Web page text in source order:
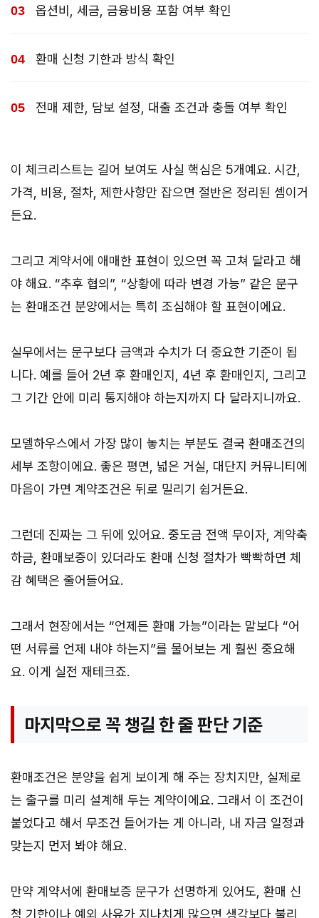
옵션비, 세금, 금융비용 포함 여부 확인
환매 신청 기한과 방식 확인
전매 제한, 담보 설정, 대출 조건과 충돌 여부 확인
이 체크리스트는 길어 보여도 사실 핵심은 5개예요. 시간,
가격, 비용, 절차, 제한사항만 잡으면 절반은 정리된 셈이거
든요.
그리고 계약서에 애매한 표현이 있으면 꼭 고쳐 달라고 해
야 해요. “추후 협의”, “상황에 따라 변경 가능” 같은 문구
는 환매조건 분양에서는 특히 조심해야 할 표현이에요.
실무에서는 문구보다 금액과 수치가 더 중요한 기준이 됩
니다. 예를 들어 2년 후 환매인지, 4년 후 환매인지, 그리고
그 기간 안에 미리 통지해야 하는지까지 다 달라지니까요.
모델하우스에서 가장 많이 놓치는 부분도 결국 환매조건의
세부 조항이에요. 좋은 평면, 넓은 거실, 대단지 커뮤니티에
마음이 가면 계약조건은 뒤로 밀리기 쉽거든요.
그런데 진짜는 그 뒤에 있어요. 중도금 전액 무이자, 계약축
하금, 환매보증이 있더라도 환매 신청 절차가 빡빡하면 체
감 혜택은 줄어들어요.
그래서 현장에서는 “언제든 환매 가능”이라는 말보다 “어
떤 서류를 언제 내야 하는지”를 물어보는 게 훨씬 중요해
요. 이게 실전 재테크죠.
마지막으로 꼭 챙길 한 줄 판단 기준
환매조건은 분양을 쉽게 보이게 해 주는 장치지만, 실제로
는 출구를 미리 설계해 두는 계약이에요. 그래서 이 조건이
붙었다고 해서 무조건 들어가는 게 아니라, 내 자금 일정과
맞는지 먼저 봐야 해요.
만약 계약서에 환매보증 문구가 선명하게 있어도, 환매 신
청 기한이나 예외 사유가 지나치게 많으면 생각보다 불리